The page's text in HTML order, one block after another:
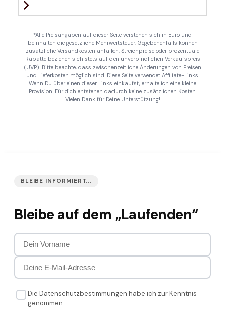
*Alle Preisangaben auf dieser Seite verstehen sich in Euro und
beinhalten die gesetzliche Mehrwertsteuer. Gegebenenfalls können
zusätzliche Versandkosten anfallen. Streichpreise oder prozentuale
Rabatte beziehen sich stets auf den unverbindlichen Verkaufspreis
(UVP). Bitte beachte, dass zwischenzeitliche Änderungen von Preisen
und Lieferkosten möglich sind. Diese Seite verwendet Affiliate-Links.
Wenn Du über einen dieser Links einkaufst, erhalte ich eine kleine
Provision. Für dich entstehen dadurch keine zusätzlichen Kosten.
Vielen Dank für Deine Unterstützung!
BLEIBE INFORMIERT...
Bleibe auf dem „Laufenden“
Die Datenschutzbestimmungen habe ich zur Kenntnis
genommen.